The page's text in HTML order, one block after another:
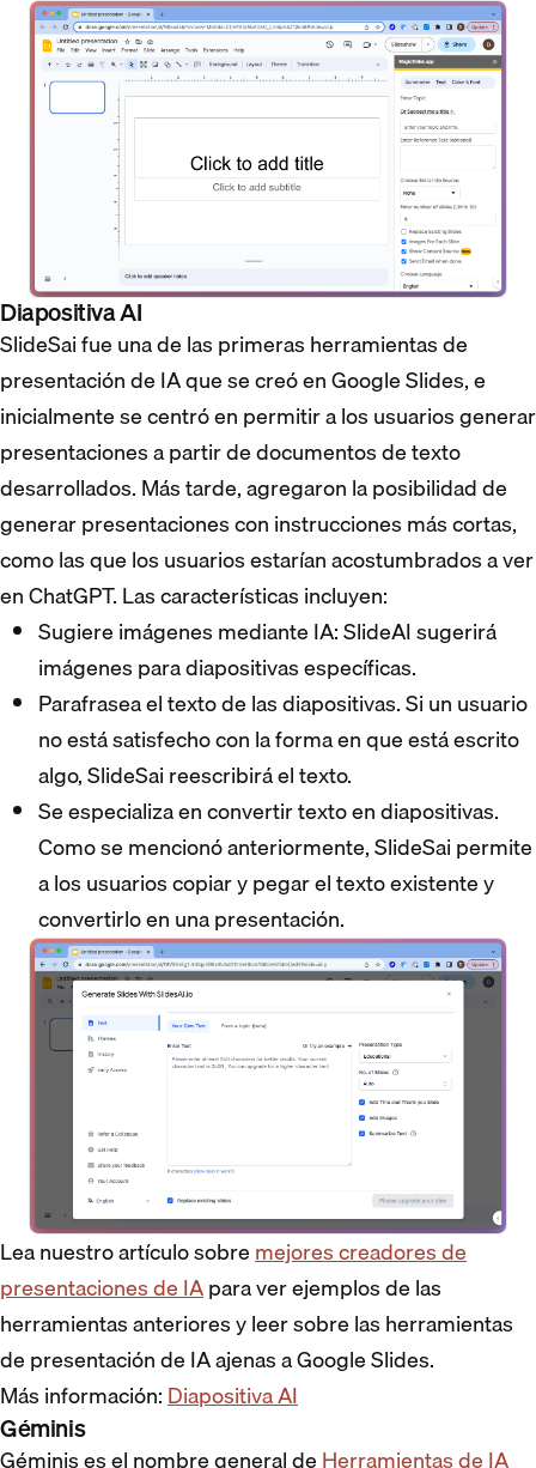
Diapositiva AI
SlideSai fue una de las primeras herramientas de
presentación de IA que se creó en Google Slides, e
inicialmente se centró en permitir a los usuarios generar
presentaciones a partir de documentos de texto
desarrollados. Más tarde, agregaron la posibilidad de
generar presentaciones con instrucciones más cortas,
como las que los usuarios estarían acostumbrados a ver
en ChatGPT. Las características incluyen:
Sugiere imágenes mediante IA: SlideAI sugerirá
imágenes para diapositivas específicas.
Parafrasea el texto de las diapositivas. Si un usuario
no está satisfecho con la forma en que está escrito
algo, SlideSai reescribirá el texto.
Se especializa en convertir texto en diapositivas.
Como se mencionó anteriormente, SlideSai permite
a los usuarios copiar y pegar el texto existente y
convertirlo en una presentación.
Lea nuestro artículo sobremejores creadores de
presentaciones de IApara ver ejemplos de las
herramientas anteriores y leer sobre las herramientas
de presentación de IA ajenas a Google Slides.
Más información:Diapositiva AI
Géminis
Géminis es el nombre general de Herramientas de IA